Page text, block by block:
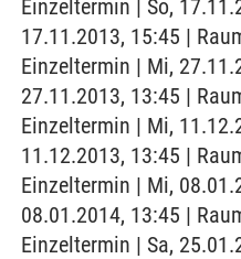
Einzeltermin | So,
17.11.2013, 15:45 |
Einzeltermin | Mi,
27.11.2013, 13:45 |
Einzeltermin | Mi,
11.12.2013, 13:45 |
Einzeltermin | Mi,
08.01.2014, 13:45 |
Einzeltermin | Sa,